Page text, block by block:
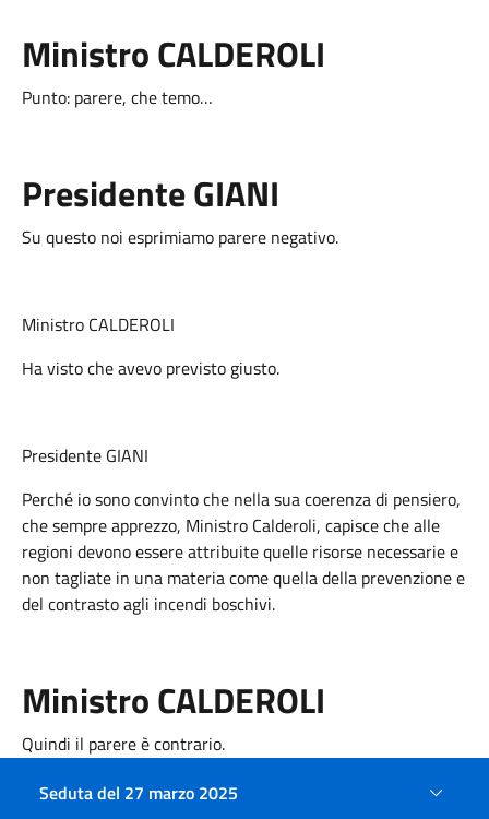
Ministro CALDEROLI
Punto: parere, che temo…
Presidente GIANI
Su questo noi esprimiamo parere negativo.
Ministro CALDEROLI
Ha visto che avevo previsto giusto.
Presidente GIANI
Perché io sono convinto che nella sua coerenza di pensiero,
che sempre apprezzo, Ministro Calderoli, capisce che alle
regioni devono essere attribuite quelle risorse necessarie e
non tagliate in una materia come quella della prevenzione e
del contrasto agli incendi boschivi.
Ministro CALDEROLI
Quindi il parere è contrario.
Seduta del 27 marzo 2025